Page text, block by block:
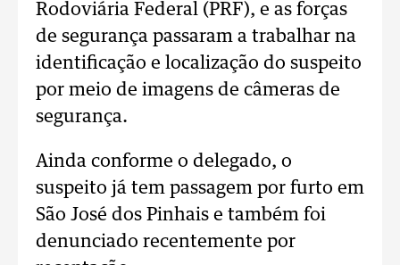
Rodoviária Federal (PRF), e as forças
de segurança passaram a trabalhar na
identificação e localização do suspeito
por meio de imagens de câmeras de
segurança.
Ainda conforme o delegado, o
suspeito já tem passagem por furto em
São José dos Pinhais e também foi
denunciado recentemente por